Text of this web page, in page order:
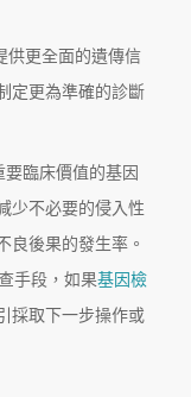
供更全面的遺傳信
定更為準確的診斷
臨床價值的基因
少不必要的侵入性
良後果的發生率。
手段，如果基因檢
採取下一步操作或